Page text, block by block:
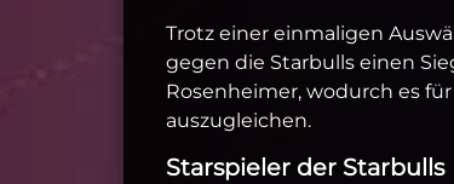
Trotz einer einmaligen
gegen die Starbulls einen
Rosenheimer, wodurch es für
auszugleichen.
Starspieler der Starbulls